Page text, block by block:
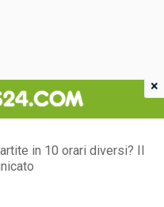
in 10 orari diversi? Il
×